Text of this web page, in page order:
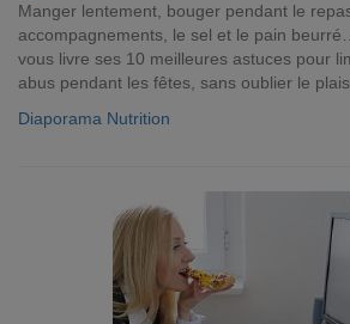
Manger lentement, bouger pendant le
accompagnements, le sel et le pain
vous livre ses 10 meilleures astuces pour
abus pendant les fêtes, sans oublier le
Diaporama Nutrition